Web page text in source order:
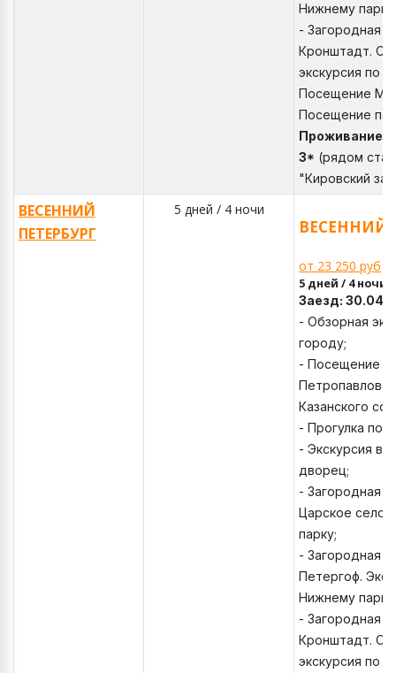
Нижнему парку;
- Загородная
Кронштадт.
экскурсия по
Посещение
Посещение
Проживание:
3* (рядом
"Кировский
ВЕСЕННИЙ
ПЕТЕРБУРГ
5 дней / 4 ночи
ВЕСЕННИЙ
от 23 250 руб
5 дней / 4 ночи
Заезд: 30.04
- Обзорная
городу;
- Посещение
Казанского
- Прогулка по
- Экскурсия в
дворец;
- Загородная
Царское село.
парку;
- Загородная
Петергоф.
Нижнему парку;
- Загородная
Кронштадт.
экскурсия по